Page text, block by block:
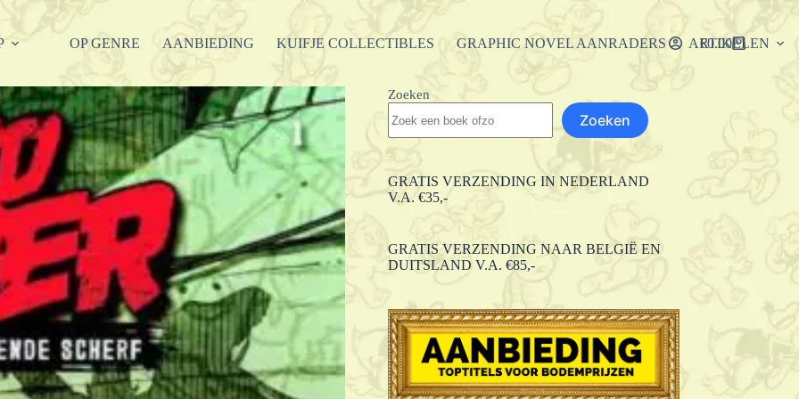
OP GENRE AANBIEDING KUIFJE COLLECTIBLES GRAPHIC NOVEL AANRADERS ARTIKELEN
Winkelwagen
€0.00
Zoeken
Zoeken
GRATIS VERZENDING IN NEDERLAND
V.A. €35,-
GRATIS VERZENDING NAAR BELGIË EN
DUITSLAND V.A. €85,-